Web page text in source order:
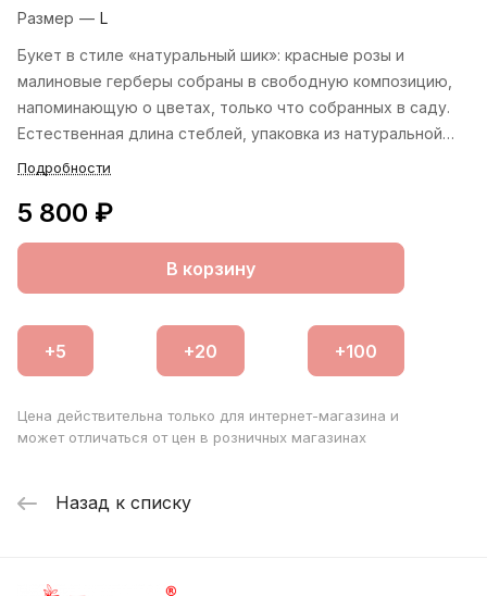
Размер — L
Букет в стиле «натуральный шик»: красные розы и
малиновые герберы собраны в свободную композицию,
напоминающую о цветах, только что собранных в саду.
Естественная длина стеблей, упаковка из натуральной
мешковины глубокого бордового оттенка, перевязанная
подчёркивая природную гармонию сочетания. Аромат
роз наполнит пространство особой атмосферой.
Подробности
5 800 ₽
В корзину
Цена действительна только для интернет-магазина и
может отличаться от цен в розничных магазинах
Назад к списку